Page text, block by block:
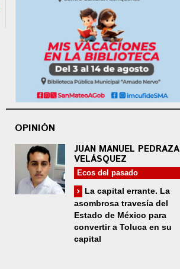
OPINIÓN
JUAN MANUEL PEDRAZA
VELÁSQUEZ
Ecos del pasado
La capital errante. La
asombrosa travesía del
Estado de México para
convertir a Toluca en su
capital